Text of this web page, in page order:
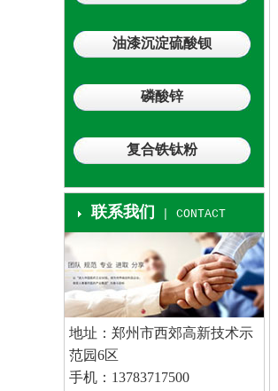
油漆沉淀硫酸钡
磷酸锌
复合铁钛粉
联系我们 | CONTACT
地址：郑州市西郊高新技术示
范园6区
手机：13783717500